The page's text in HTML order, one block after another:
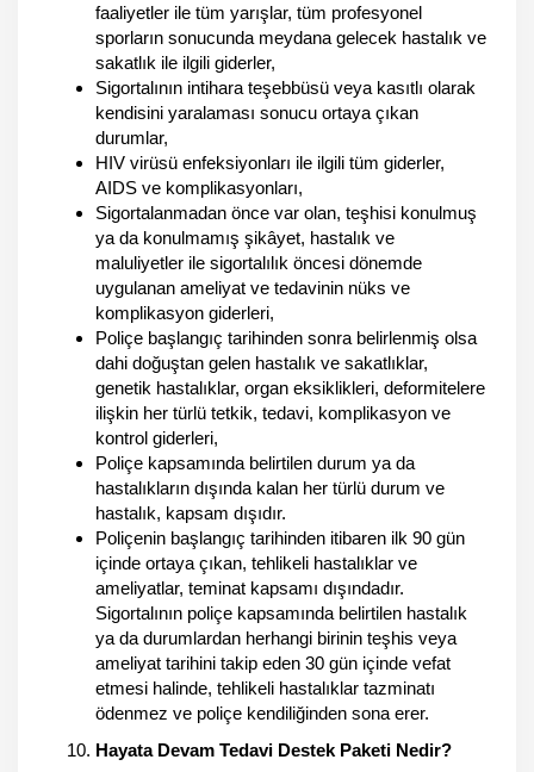
faaliyetler ile tüm yarışlar, tüm profesyonel
sporların sonucunda meydana gelecek hastalık ve
sakatlık ile ilgili giderler,
Sigortalının intihara teşebbüsü veya kasıtlı olarak
kendisini yaralaması sonucu ortaya çıkan
durumlar,
HIV virüsü enfeksiyonları ile ilgili tüm giderler,
AIDS ve komplikasyonları,
Sigortalanmadan önce var olan, teşhisi konulmuş
ya da konulmamış şikâyet, hastalık ve
maluliyetler ile sigortalılık öncesi dönemde
uygulanan ameliyat ve tedavinin nüks ve
komplikasyon giderleri,
Poliçe başlangıç tarihinden sonra belirlenmiş olsa
dahi doğuştan gelen hastalık ve sakatlıklar,
genetik hastalıklar, organ eksiklikleri, deformitelere
ilişkin her türlü tetkik, tedavi, komplikasyon ve
kontrol giderleri,
Poliçe kapsamında belirtilen durum ya da
hastalıkların dışında kalan her türlü durum ve
hastalık, kapsam dışıdır.
Poliçenin başlangıç tarihinden itibaren ilk 90 gün
içinde ortaya çıkan, tehlikeli hastalıklar ve
ameliyatlar, teminat kapsamı dışındadır.
Sigortalının poliçe kapsamında belirtilen hastalık
ya da durumlardan herhangi birinin teşhis veya
ameliyat tarihini takip eden 30 gün içinde vefat
etmesi halinde, tehlikeli hastalıklar tazminatı
ödenmez ve poliçe kendiliğinden sona erer.
Hayata Devam Tedavi Destek Paketi Nedir?